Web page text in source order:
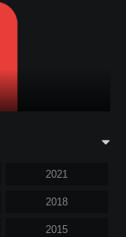
2021
2018
2015